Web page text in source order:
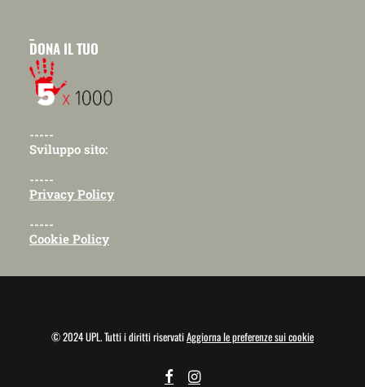
DONA IL TUO
-----
Sviluppo sito:
-----
Privacy Policy
-----
Cookie Policy
© 2024 UPL. Tutti i diritti riservatiAggiorna le preferenze sui cookie